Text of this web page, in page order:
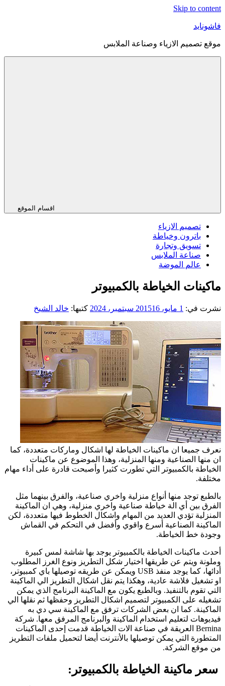
Skip to content
فاشونايد
موقع تصميم الازياء وصناعة الملابس
اقسام الموقع
تصميم الازياء
باترون وخياطة
تسويق وتجارة
صناعة الملابس
عالم الموضة
ماكينات الخياطة بالكمبيوتر
نشرت في: 1 مايو، 2015 16 سبتمبر، 2024 كتبها: خالد الشيخ
نعرف جميعا ان ماكينات الخياطة لها اشكال وماركات متعددة، كما
ان منها الصناعية ومنها المنزلية، وهذا الموضوع عن ماكينات
الخياطة بالكمبيوتر التي تطورت كثيرا وأصبحت قادرة على أداء مهام
مختلفة.
بالطبع توجد منها أنواع منزلية واخري صناعية، والفرق بينهما مثل
الفرق بين أي الة خياطة صناعية واخري منزلية، وهي ان الماكينة
المنزلية تؤدي العديد من المهام واشكال الخطوط فيها متعددة، لكن
الماكينة الصناعية أسرع واقوي وأفضل في التحكم في القماش
وجودة خط الخياطة.
أحدث ماكينات الخياطة بالكمبيوتر يوجد بها شاشة لمس كبيرة
وملونة ويتم عن طريقها اختيار شكل التطريز ونوع الغرز المطلوب
أدائها، كما يوجد منفذ USB ويمكن عن طريقه توصيلها باي كمبيوتر،
او تشغيل فلاشة عادية، وهكذا يتم نقل اشكال التطريز الي الماكينة
التي تقوم بالتنفيذ. وبالطبع يكون مع الماكينة البرنامج الذي يمكن
تشغيله على الكمبيوتر لتصميم اشكال التطريز وحفظها ثم نقلها الي
الماكينة. كما ان بعض الشركات ترفق مع الماكينة سي دي به
فيديوهات لتعليم استخدام الماكينة والبرنامج المرفق معها. شركة
Bernina العريقة في صناعة الات الخياطة قدمت إحدى الماكينات
المتطورة التي يمكن توصيلها بالأنترنت أيضا لتحميل ملفات التطريز
من موقع الشركة.
سعر ماكينة الخياطة بالكمبيوتر: